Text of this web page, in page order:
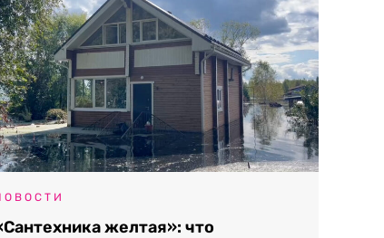
желтая»: что